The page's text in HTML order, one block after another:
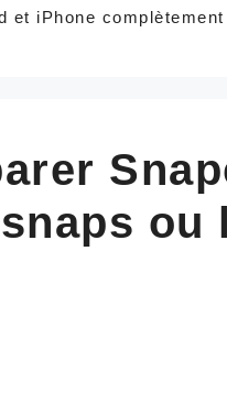
et iPhone complètement
ou